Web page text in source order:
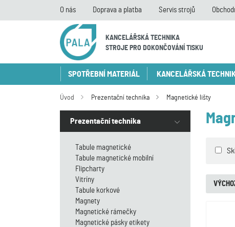
O nás Doprava a platba Servis strojů
KANCELÁŘSKÁ TECHNIKA
STROJE PRO DOKONČOVÁNÍ TISKU
SPOTŘEBNÍ MATERIÁL KANCELÁŘSKÁ
Úvod Prezentační technika Magnetické lišty
Prezentační technika
Tabule magnetické
Tabule magnetické mobilní
Flipcharty
Vitríny
Tabule korkové
Magnety
Magnetické rámečky
Magnetické pásky etikety